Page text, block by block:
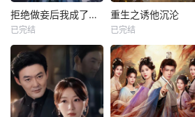
拒绝做妾后我成了太子侧妃
已完结
重生之诱他沉沦
已完结